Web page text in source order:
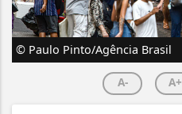
© Paulo Pinto/Agência Brasil
A- A+